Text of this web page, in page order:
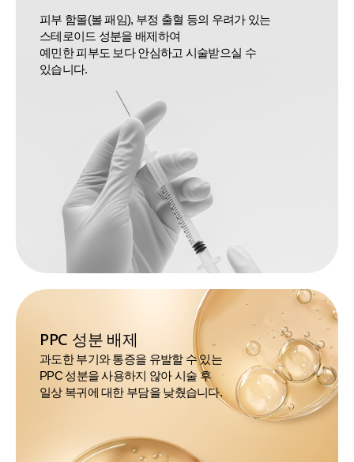
피부 함몰(볼 패임), 부정 출혈 등의 우려가 있는
스테로이드 성분을 배제하여
예민한 피부도 보다 안심하고 시술받으실 수
있습니다.
PPC 성분 배제
과도한 부기와 통증을 유발할 수 있는
PPC 성분을 사용하지 않아 시술 후
일상 복귀에 대한 부담을 낮췄습니다.